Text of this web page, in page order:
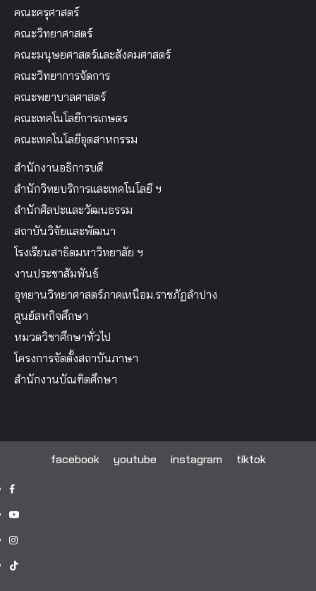
คณะครุศาสตร์
คณะวิทยาศาสตร์
คณะมนุษยศาสตร์และสังคมศาสตร์
คณะวิทยาการจัดการ
คณะพยาบาลศาสตร์
คณะเทคโนโลยีการเกษตร
คณะเทคโนโลยีอุตสาหกรรม
สำนักงานอธิการบดี
สำนักวิทยบริการและเทคโนโลยี ฯ
สำนักศิลปะและวัฒนธรรม
สถาบันวิจัยและพัฒนา
โรงเรียนสาธิตมหาวิทยาลัย ฯ
งานประชาสัมพันธ์
อุทยานวิทยาศาสตร์ภาคเหนือม.ราชภัฏลำปาง
ศูนย์สหกิจศึกษา
หมวดวิชาศึกษาทั่วไป
โครงการจัดตั้งสถาบันภาษา
สำนักงานบัณฑิตศึกษา
facebook youtube instagram tiktok
facebook
youtube
instagram
tiktok